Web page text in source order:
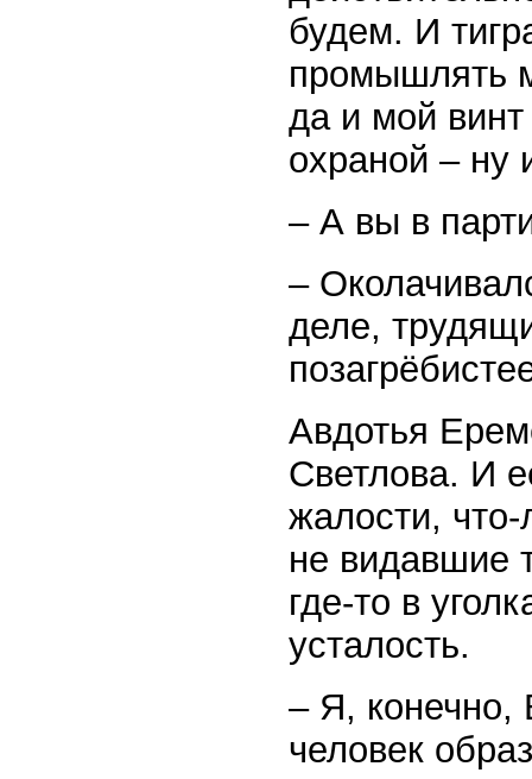
будем. И
промышлять
да и мой
охраной – ну
– А вы в
–
деле,
Авдотья
Светлова. И
жалости,
не видавшие
где-то в
усталость.
– Я, конечно,
человек